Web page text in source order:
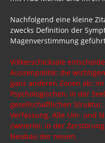
Nachfolgend eine kleine
zwecks Definition der
Magenverstimmung
Völkerschicksale
Aussenpolitik; die
ganz anderen Zonen ab:
Psychologischen, in der
gesellschaftlichen
Verfassung. Alle Um- und
zweierlei: in der
Neubau der neuen.